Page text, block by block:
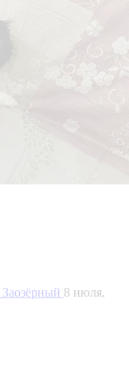
Заозёрный 8 июля,